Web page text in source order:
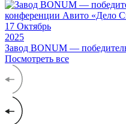
17 Октябрь
2025
Завод BONUM —
Посмотреть все